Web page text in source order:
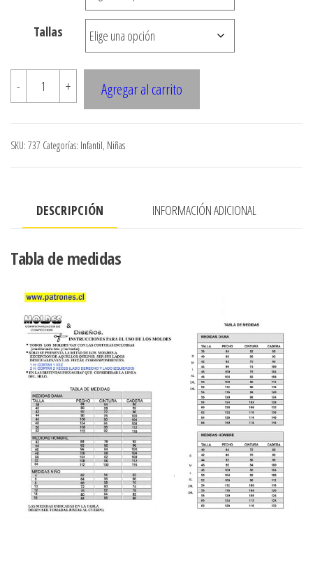
hasta
$7.900
Tallas
-
SHORT
CINTURA
ELASTICADA
cantidad
+ Agregar al carrito
SKU: 737 Categorías: Infantil, Niñas
DESCRIPCIÓN INFORMACIÓN ADICIONAL
Tabla de medidas